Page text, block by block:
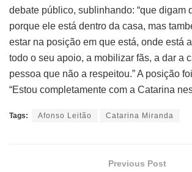
debate público, sublinhando: “que digam
porque ele está dentro da casa, mas
estar na posição em que está, onde está
todo o seu apoio, a mobilizar fãs, a dar a
pessoa que não a respeitou.” A posição
“Estou completamente com a Catarina
Tags: Afonso Leitão Catarina Miranda
Previous Post